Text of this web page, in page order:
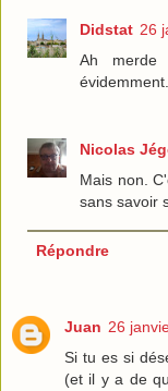
Didstat 26
Ah
Nicolas
Mais non.
sans savoir
Répondre
Juan 26
Si tu es si
(et il y a de